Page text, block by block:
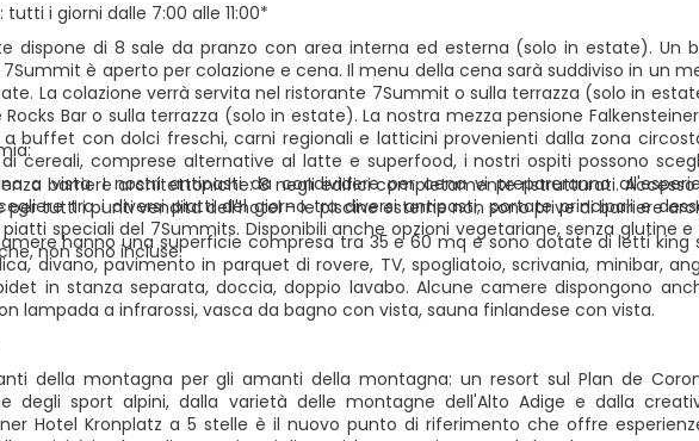
della montagna per gli amanti della montagna: un resort sul Plan de
degli sport alpini, dalla varietà delle montagne dell'Alto Adige e dalla
Hotel Kronplatz a 5 stelle è il nuovo punto di riferimento che offre
hanno una superficie compresa tra 35 e 60 mq e sono dotate di letti king
divano, pavimento in parquet di rovere, TV, spogliatoio, scrivania, minibar,
in stanza separata, doccia, doppio lavabo. Alcune camere dispongono
lampada a infrarossi, vasca da bagno con vista, sauna finlandese con vista.
barriere architettoniche: 8 negli edifici completamente ristrutturati.
per tutti i punti vendita dell'hotel - le piscine esterne non sono prive di barriere
dispone di 8 sale da pranzo con area interna ed esterna (solo in estate). Un
è aperto per colazione e cena. Il menu della cena sarà suddiviso in un
La colazione verrà servita nel ristorante 7Summit o sulla terrazza (solo in
Rocks Bar o sulla terrazza (solo in estate). La nostra mezza pensione
a buffet con dolci freschi, carni regionali e latticini provenienti dalla zona
di cereali, comprese alternative al latte e superfood, i nostri ospiti possono
a vista. I nostri antipasti da condividere per cena vi prepareranno
tra i diversi piatti del giorno tra diversi antipasti, portate principali e
speciali del 7Summits. Disponibili anche opzioni vegetariane, senza glutine
non sono incluse.
tutti i giorni dalle 7:00 alle 11:00*